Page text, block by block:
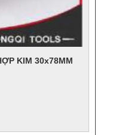
KIM 30x78MM